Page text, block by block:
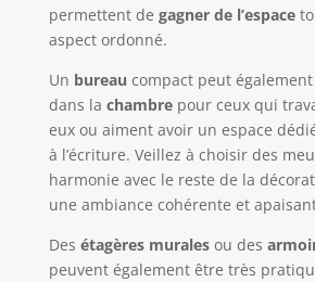
permettent de gagner de l’espace
aspect ordonné.
Un bureau compact peut
dans la chambrepour ceux qui
eux ou aiment avoir un espace
à l’écriture. Veillez à choisir des
harmonie avec le reste de la
une ambiance cohérente et
Des étagères muralesou des
peuvent également être très